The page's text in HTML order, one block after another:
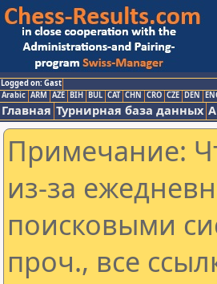
Logged on: Gast
Arabic ARM AZE BIH BUL CAT CHN CRO CZE DEN
Главная Турнирная база данных
Примечание:
из-за
поисковыми
проч., все